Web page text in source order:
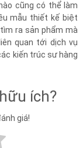
cũng có thể làm
mẫu thiết kế biệt
ra sản phẩm mà
quan tới dịch vụ
kiến trúc sư hàng
ích?
giá!